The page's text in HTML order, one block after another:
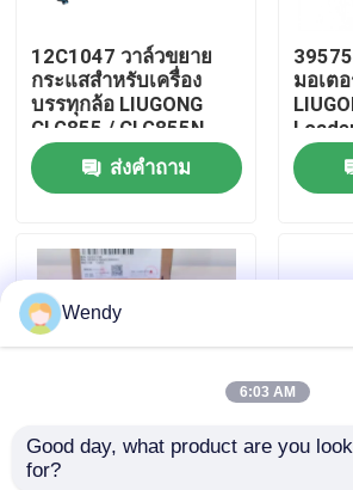
ทัวร์โรงงาน
ควบคุมคุณภาพ
ติดต่อเรา
ข่าว
บล็อก
12C1047 วาล์วขยาย
กระแสสําหรับเครื่อง
บรรทุกล้อ LIUGONG
CLG855 / CLG855N
CLG856 / CLG856H
CLG835 / CLG836
ส่งคำถาม
มอเต
870H
52C0168 เทอร์โม
Wendy
6:03 AM
Good day, what product are you
for?